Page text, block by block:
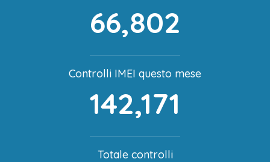
66,802
Controlli IMEI questo mese
142,171
Totale controlli